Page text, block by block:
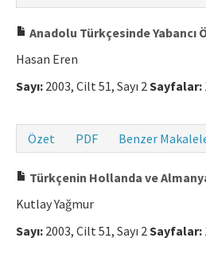
Anadolu Türkçesinde Yabancı
Hasan Eren
Sayı: 2003, Cilt 51, Sayı 2Sayfalar:
Özet
PDF Benzer
Türkçenin Hollanda ve
Kutlay Yağmur
Sayı: 2003, Cilt 51, Sayı 2Sayfalar: